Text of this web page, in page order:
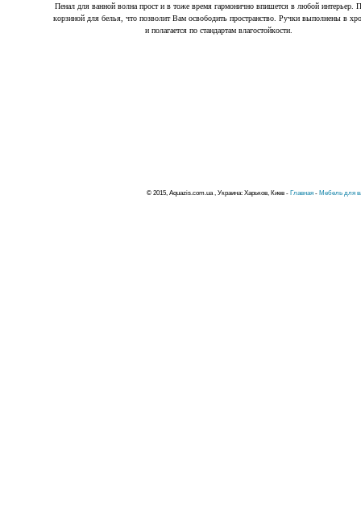
Пенал для ванной волна прост и в тоже время гармонично впишется в любой интерьер.
корзиной для белья, что позволит Вам освободить пространство. Ручки выполнены в
и полагается по стандартам влагостойкости.
© 2015, Aquazis.com.ua , Украина: Харьков, Киев - Главная- Мебель для